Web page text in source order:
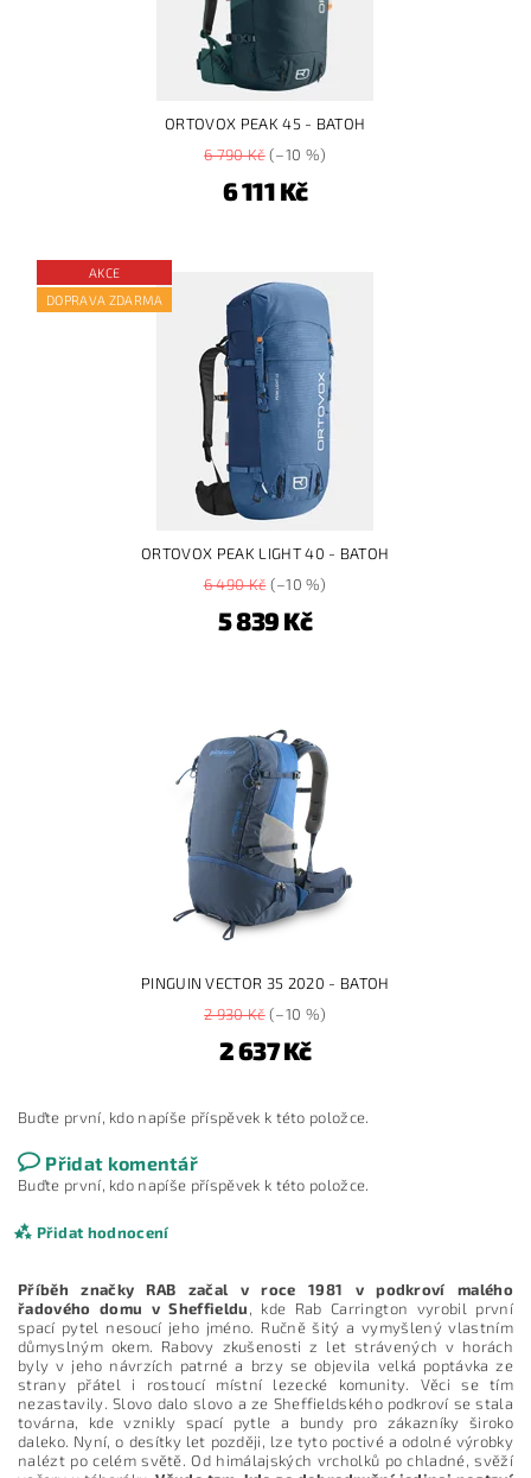
ORTOVOX PEAK 45 - BATOH
6 790 Kč(–10 %)
6 111 Kč
AKCE
DOPRAVA ZDARMA
ORTOVOX PEAK LIGHT 40 - BATOH
6 490 Kč(–10 %)
5 839 Kč
PINGUIN VECTOR 35 2020 - BATOH
2 930 Kč(–10 %)
2 637 Kč
Buďte první, kdo napíše příspěvek k této položce.
Přidat komentář
Buďte první, kdo napíše příspěvek k této položce.
Přidat hodnocení
Příběh značky RAB začal v roce 1981 v podkroví malého
řadového domu v Sheffieldu, kde Rab Carrington vyrobil první
spací pytel nesoucí jeho jméno. Ručně šitý a vymyšlený vlastním
důmyslným okem. Rabovy zkušenosti z let strávených v horách
byly v jeho návrzích patrné a brzy se objevila velká poptávka ze
strany přátel i rostoucí místní lezecké komunity. Věci se tím
nezastavily. Slovo dalo slovo a ze Sheffieldského podkroví se stala
továrna, kde vznikly spací pytle a bundy pro zákazníky široko
daleko. Nyní, o desítky let později, lze tyto poctivé a odolné výrobky
nalézt po celém světě. Od himálajských vrcholků po chladné, svěží